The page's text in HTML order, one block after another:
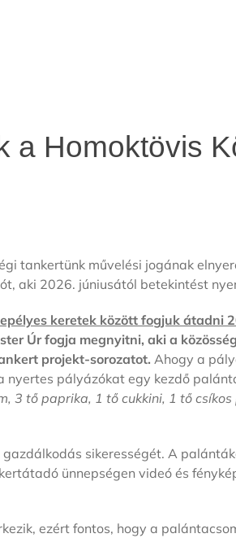
a Homoktövis
tankertünk művelési jogának
aki 2026. júniusától betekintést
keretek között fogjuk átadni
Úr fogja megnyitni, aki a
projekt-sorozatot. Ahogy a
nyertes pályázókat egy kezdő
3 tő paprika, 1 tő cukkini, 1 tő
sikerességét. A
ünnepségen videó és
ezért fontos, hogy a